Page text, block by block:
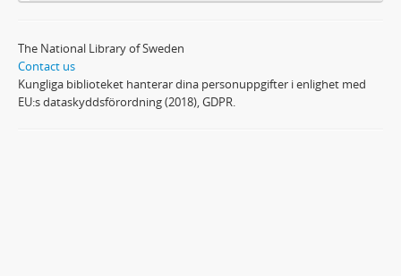
The National Library of Sweden
Contact us
Kungliga biblioteket hanterar dina personuppgifter i enlighet med
EU:s dataskyddsförordning (2018), GDPR.